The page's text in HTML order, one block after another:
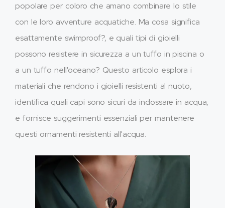
popolare per coloro che amano combinare lo stile
con le loro avventure acquatiche. Ma cosa significa
esattamente swimproof?, e quali tipi di gioielli
possono resistere in sicurezza a un tuffo in piscina o
a un tuffo nell'oceano? Questo articolo esplora i
materiali che rendono i gioielli resistenti al nuoto,
identifica quali capi sono sicuri da indossare in acqua,
e fornisce suggerimenti essenziali per mantenere
questi ornamenti resistenti all'acqua.